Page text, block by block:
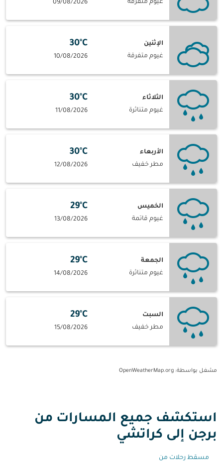
غيوم متفرقة 09/08/2026
الإثنين
غيوم متفرقة
30°C
10/08/2026
الثلاثاء
غيوم متناثرة
30°C
11/08/2026
الأربعاء
مطر خفيف
30°C
12/08/2026
الخميس
غيوم قاتمة
29°C
13/08/2026
الجمعة
غيوم متناثرة
29°C
14/08/2026
السبت
مطر خفيف
29°C
15/08/2026
مشغل بواسطة: OpenWeatherMap.org
استكشف جميع المسارات من
برجن إلى كراتشي
مسقط رحلات من